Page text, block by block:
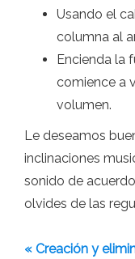
Usando el
columna al
Encienda la
comience a
volumen.
Le deseamos
inclinaciones
sonido de
olvides de las
« Creación y